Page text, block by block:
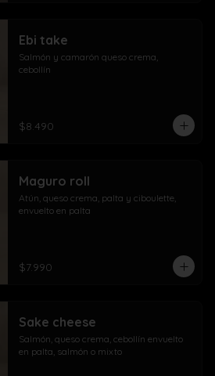
Ebi take
Salmón y camarón queso crema,
cebollín
$8.490
Maguro roll
Atún, queso crema, palta y ciboulette,
envuelto en palta
$7.990
Sake cheese
Salmón, queso crema, cebollín envuelto
en palta, salmón o mixto